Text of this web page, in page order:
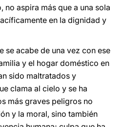
no aspira más que a una sola
en la dignidad y
se acabe de una vez con ese
y el hogar doméstico en
sido maltratados y
clama al cielo y se ha
más graves peligros no
y la moral, sino también